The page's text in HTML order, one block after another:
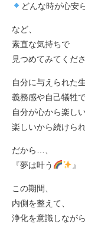
どんな時が心安
など、
素直な気持ちで
見つめてみてくだ
自分に与えられた
義務感や自己犠牲
自分が心から楽し
楽しいから続けら
だから…、
『夢は叶う
』
この期間、
内側を整えて、
浄化を意識しなが